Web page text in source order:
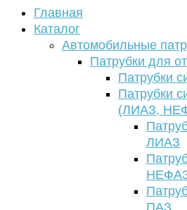
Главная
Каталог
Автомобильные
Патрубки для
Патрубки
Патрубки
(ЛИАЗ,
ЛИАЗ
ПАЗ